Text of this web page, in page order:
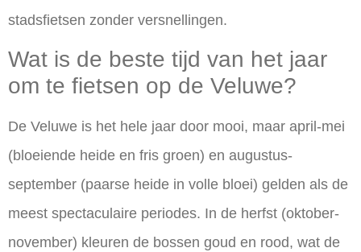
stadsfietsen zonder versnellingen.
Wat is de beste tijd van het jaar
om te fietsen op de Veluwe?
De Veluwe is het hele jaar door mooi, maar april-mei
(bloeiende heide en fris groen) en augustus-
september (paarse heide in volle bloei) gelden als de
meest spectaculaire periodes. In de herfst (oktober-
november) kleuren de bossen goud en rood, wat de